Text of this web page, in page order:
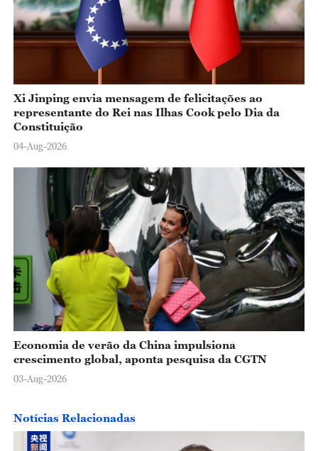
Xi Jinping envia mensagem de felicitações ao
representante do Rei nas Ilhas Cook pelo Dia da
Constituição
04-Aug-2026
Economia de verão da China impulsiona
crescimento global, aponta pesquisa da CGTN
03-Aug-2026
Notícias Relacionadas